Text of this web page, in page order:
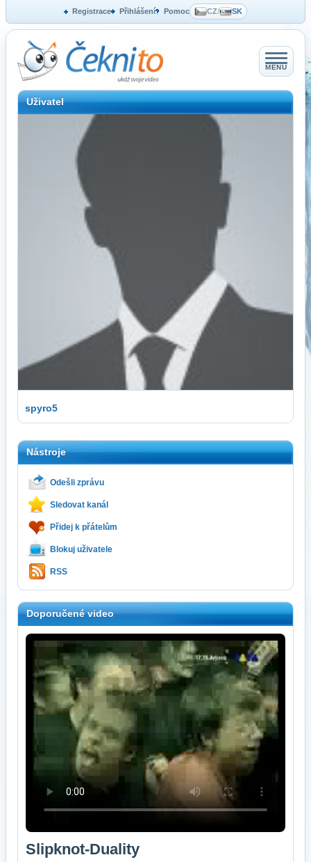
Registrace Přihlášení Pomoc CZ/ SK
MENU
Uživatel
spyro5
Nástroje
Odešli zprávu
Sledovat kanál
Přidej k přátelům
Blokuj uživatele
RSS
Doporučené video
Slipknot-Duality